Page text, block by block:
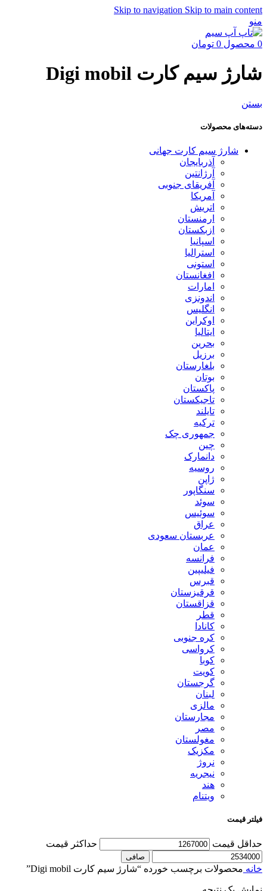
Skip to navigation Skip to main content
منو
0 محصول 0 تومان
شارژ سیم کارت Digi mobil
بستن
دسته‌های محصولات
شارژ سیم کارت جهانی
آذربایجان
آرژانتین
آفریقای جنوبی
آمریکا
اتریش
ارمنستان
ازبکستان
اسپانیا
استرالیا
استونی
افغانستان
امارات
اندونزی
انگلیس
اوکراین
ایتالیا
بحرین
برزیل
بلغارستان
بوتان
پاکستان
تاجیکستان
تایلند
ترکیه
جمهوری چک
چین
دانمارک
روسیه
ژاپن
سنگاپور
سوئد
سوئیس
عراق
عربستان سعودی
عمان
فرانسه
فیلیپین
قبرس
قرقیزستان
قزاقستان
قطر
کانادا
کره جنوبی
کرواسی
کوبا
کویت
گرجستان
لبنان
مالزی
مجارستان
مصر
مغولستان
مکزیک
نروژ
نیجریه
هند
ویتنام
فیلتر قیمت
حداقل قیمت حداكثر قيمت
صافی
خانه محصولات برچسب خورده “شارژ سیم کارت Digi mobil”